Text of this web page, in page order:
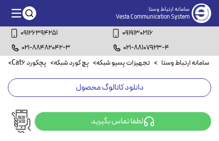
سامانه ارتباط وستا
Vesta Communication System
09126394251
09191302116
021-88482042-3
021-88107923-4
سامانه ارتباط وستا > تجهیزات پسیو شبکه> پچ کورد شبکه> پچکورد Cat6 >
دانلود کاتالوگ محصول
لطفا تماس بگیرید